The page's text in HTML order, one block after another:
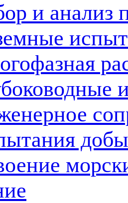
и анализ